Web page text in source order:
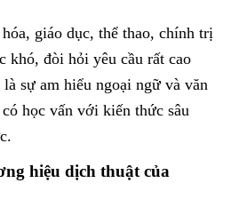
giáo dục, thể thao, chính trị
khó, đòi hỏi yêu cầu rất cao
sự am hiểu ngoại ngữ và văn
học vấn với kiến thức sâu
hiệu dịch thuật của